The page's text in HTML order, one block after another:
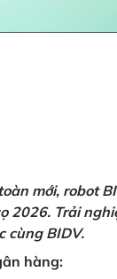
mới, robot
2026. Trải
cùng BIDV.
hàng: